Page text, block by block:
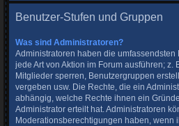
Benutzer-Stufen und Gruppen
Was sind Administratoren?
Administratoren haben die umfassendsten
jede Art von Aktion im Forum ausführen; z.
Mitglieder sperren, Benutzergruppen
vergeben usw. Die Rechte, die ein
abhängig, welche Rechte ihnen ein
Administrator erteilt hat. Administratoren
Moderationsberechtigungen haben, wenn